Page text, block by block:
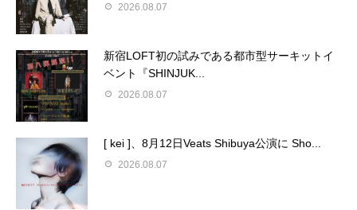
2026.08.07
新宿LOFT初の試みである都市型サーキットイ
ベント『SHINJUK...
2026.08.07
[ kei ]、8月12日Veats Shibuya公演に Sho...
2026.08.07